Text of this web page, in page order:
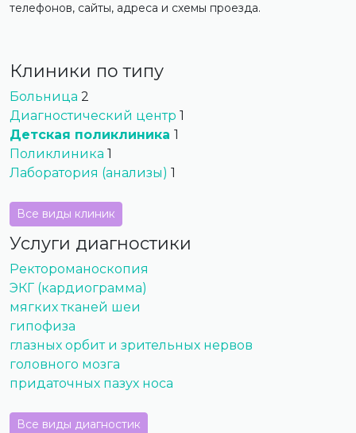
телефонов, сайты, адреса и схемы проезда.
Клиники по типу
Больница 2
Диагностический центр 1
Детская поликлиника 1
Поликлиника 1
Лаборатория (анализы) 1
Все виды клиник
Услуги диагностики
Ректороманоскопия
ЭКГ (кардиограмма)
мягких тканей шеи
гипофиза
глазных орбит и зрительных нервов
головного мозга
придаточных пазух носа
Все виды диагностик